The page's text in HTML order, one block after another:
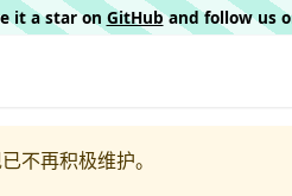
it a star on GitHuband follow us
不再积极维护。